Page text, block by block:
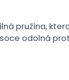
pružina,
odolná